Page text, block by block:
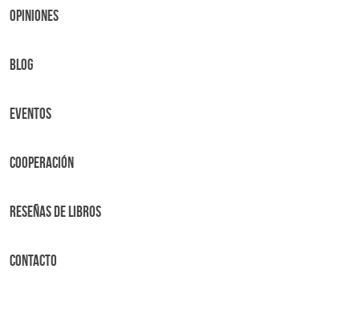
OPINIONES
BLOG
Eventos
Cooperación
Reseñas de libros
Contacto